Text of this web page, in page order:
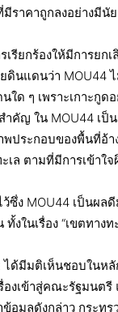
ราคาถูกลงอย่างมีนั
รียกร้องให้มีการยก
ดินแดนว่า MOU44
ด ๆ เพราะเกาะกู
คัญ ใน MOU44 เป็
พประกอบของพื้นที่อ้
เล ตามที่มีการเข้าใ
ซึ่ง MOU44 เป็นผล
งในเรื่อง “เขตทาง
ด้มีมติเห็นชอบในห
งเข้าสู่คณะรัฐมนต
อมูลดังกล่าว กระท